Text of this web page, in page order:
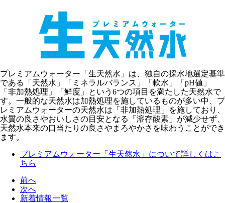
プレミアムウォーター「生天然水」は、独自の採水地選定基準
である「天然水」「ミネラルバランス」「軟水」「pH値」
「非加熱処理」「鮮度」という6つの項目を満たした天然水で
す。一般的な天然水は加熱処理を施しているものが多い中、プ
レミアムウォーターの天然水は「非加熱処理」を施しており、
水質の良さやおいしさの目安となる「溶存酸素」が減少せず、
天然水本来の口当たりの良さやまろやかさを味わうことができ
ます。
プレミアムウォーター「生天然水」について詳しくはこ
ちら
前へ
次へ
新着情報一覧